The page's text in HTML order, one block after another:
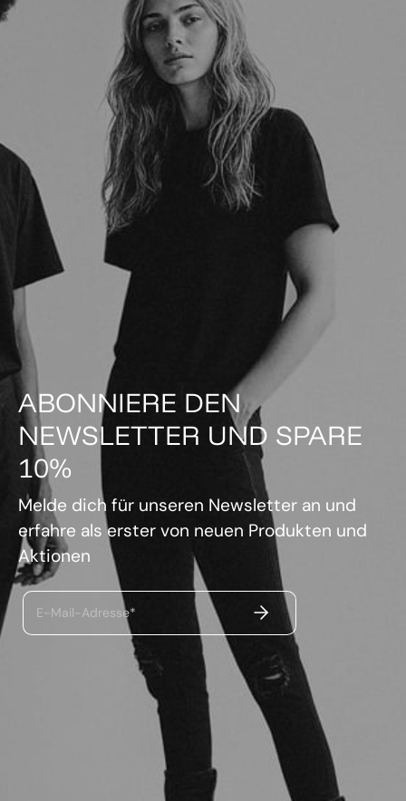
ABONNIERE DEN
NEWSLETTER UND SPARE
10%
Melde dich für unseren Newsletter an und
erfahre als erster von neuen Produkten und
Aktionen
E-Mail-Adresse* ABSENDEN